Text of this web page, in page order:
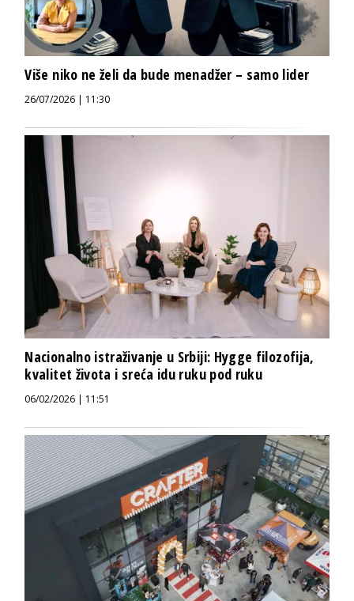
Više niko ne želi da bude menadžer – samo lider
26/07/2026 | 11:30
Nacionalno istraživanje u Srbiji: Hygge filozofija,
kvalitet života i sreća idu ruku pod ruku
06/02/2026 | 11:51